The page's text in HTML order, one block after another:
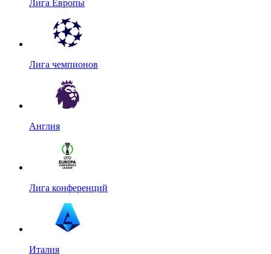
Лига Европы
Лига чемпионов
Англия
Лига конференций
Италия